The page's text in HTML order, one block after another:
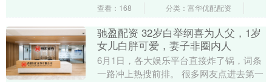
查看：168 分类：富华优配配资
驰盈配资 32岁白举纲喜为人父，1岁
女儿白胖可爱，妻子非圈内人
6月1日，各大娱乐平台直接炸了锅，词条
一路冲上热搜前排。 很多网友点进去第一